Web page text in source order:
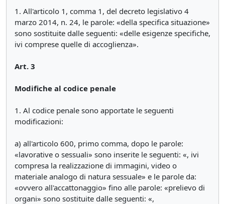
1. All'articolo 1, comma 1, del decreto legislativo 4
marzo 2014, n. 24, le parole: «della specifica situazione»
sono sostituite dalle seguenti: «delle esigenze specifiche,
ivi comprese quelle di accoglienza».
Art. 3
Modifiche al codice penale
1. Al codice penale sono apportate le seguenti
modificazioni:
a) all'articolo 600, primo comma, dopo le parole:
«lavorative o sessuali» sono inserite le seguenti: «, ivi
compresa la realizzazione di immagini, video o
materiale analogo di natura sessuale» e le parole da:
«ovvero all'accattonaggio» fino alle parole: «prelievo di
organi» sono sostituite dalle seguenti: «,